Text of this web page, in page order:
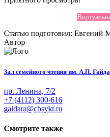
Статью подготовил: Евгений
Автор
Зал семейного чтения им. А.П.
пр. Ленина, 7/2
+7 (4112) 300-616
gaidara@cbsykt.ru
Смотрите также